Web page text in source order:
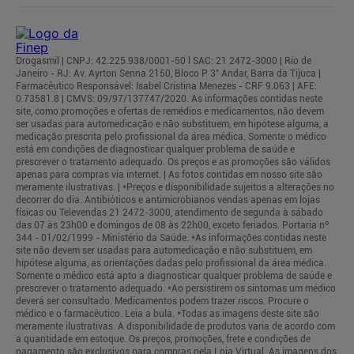
Drogasmil | CNPJ: 42.225.938/0001-50 l SAC: 21 2472-3000 | Rio de
Janeiro - RJ: Av. Ayrton Senna 2150, Bloco P 3° Andar, Barra da Tijuca |
Farmacêutico Responsável: Isabel Cristina Menezes - CRF 9.063 | AFE:
0.73581.8 | CMVS: 09/97/137747/2020. As informações contidas neste
site, como promoções e ofertas de remédios e medicamentos, não devem
ser usadas para automedicação e não substituem, em hipótese alguma, a
medicação prescrita pelo profissional da área médica. Somente o médico
está em condições de diagnosticar qualquer problema de saúde e
prescrever o tratamento adequado. Os preços e as promoções são válidos
apenas para compras via internet. | As fotos contidas em nosso site são
meramente ilustrativas. | *Preços e disponibilidade sujeitos a alterações no
decorrer do dia. Antibióticos e antimicrobianos vendas apenas em lojas
físicas ou Televendas 21 2472-3000, atendimento de segunda à sábado
das 07 às 23h00 e domingos de 08 às 22h00, exceto feriados. Portaria nº
344 - 01/02/1999 - Ministério da Saúde. *As informações contidas neste
site não devem ser usadas para automedicação e não substituem, em
hipótese alguma, as orientações dadas pelo profissional da área médica.
Somente o médico está apto a diagnosticar qualquer problema de saúde e
prescrever o tratamento adequado. *Ao persistirem os sintomas um médico
deverá ser consultado. Medicamentos podem trazer riscos. Procure o
médico e o farmacêutico. Leia a bula. *Todas as imagens deste site são
meramente ilustrativas. A disponibilidade de produtos varia de acordo com
a quantidade em estoque. Os preços, promoções, frete e condições de